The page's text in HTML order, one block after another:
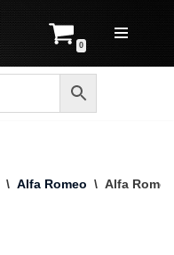
0
\ Alfa Romeo \ Alfa